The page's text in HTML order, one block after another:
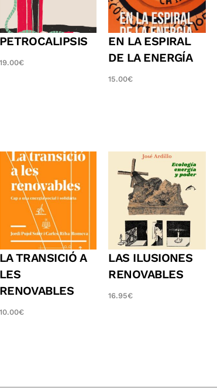
PETROCALIPSIS
19.00€
EN LA ESPIRAL
DE LA ENERGÍA
15.00€
LA TRANSICIÓ A
LES
RENOVABLES
10.00€
LAS ILUSIONES
RENOVABLES
16.95€